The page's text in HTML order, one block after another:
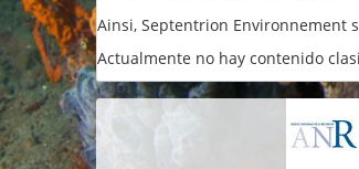
Ainsi, Septentrion Environnement
Actualmente no hay contenido